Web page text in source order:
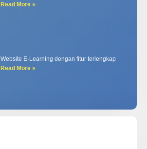
Read More »
Website E-Learning dengan fitur terlengkap
Read More »